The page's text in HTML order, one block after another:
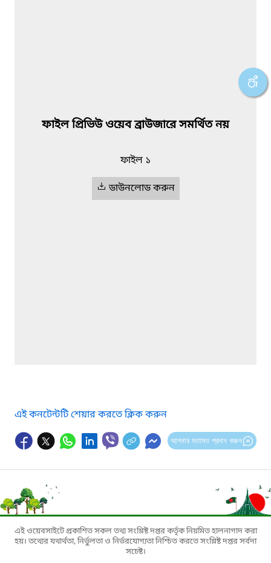
ফাইল প্রিভিউ ওয়েব ব্রাউজারে সমর্থিত নয়
ফাইল ১
ডাউনলোড করুন
এই কনটেন্টটি শেয়ার করতে ক্লিক করুন
আপনার মতামত প্রদান করুন
এই ওয়েবসাইটে প্রকাশিত সকল তথ্য সংশ্লিষ্ট দপ্তর কর্তৃক নিয়মিত হালনাগাদ করা
হয়। তথ্যের যথার্থতা, নির্ভুলতা ও নির্ভরযোগ্যতা নিশ্চিত করতে সংশ্লিষ্ট দপ্তর সর্বদা
সচেষ্ট।